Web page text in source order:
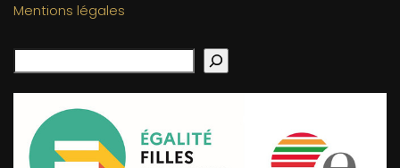
Mentions légales